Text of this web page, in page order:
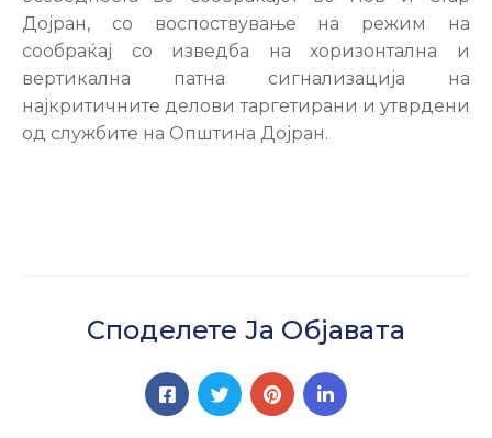
Дојран, со воспоствување на режим на
сообраќај со изведба на хоризонтална и
вертикална патна сигнализација на
најкритичните делови таргетирани и утврдени
од службите на Општина Дојран.
Споделете Ја Објавата